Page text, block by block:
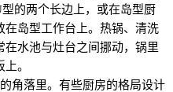
的两个长边上，或在岛型厨
在岛型工作台上。热锅、清洗
水池与灶台之间挪动，锅里
。
角落里。有些厨房的格局设计